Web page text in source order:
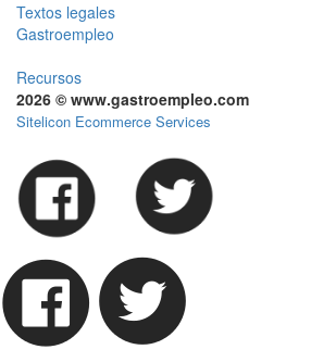
Textos legales
Gastroempleo
Recursos
2026 © www.gastroempleo.com
Sitelicon Ecommerce Services